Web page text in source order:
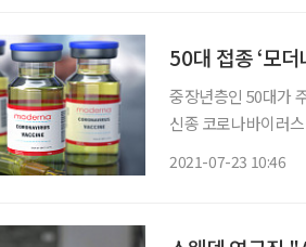
50대 접종 ‘모
중장년층인 50대가
신종 코로나바이러
2021-07-23 10:46